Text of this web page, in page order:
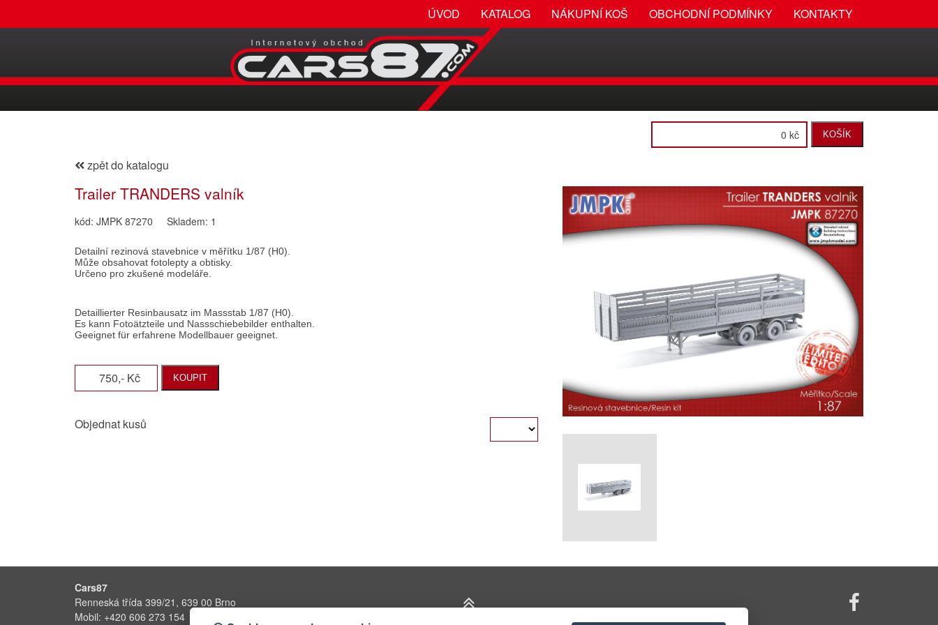
ÚVOD KATALOG NÁKUPNÍ KOŠ OBCHODNÍ PODMÍNKY KONTAKTY
0 kč KOŠÍK
zpět do katalogu
Trailer TRANDERS valník
kód: JMPK 87270 Skladem: 1
750,- Kč KOUPIT
Objednat kusů
Cars87
Renneská třída 399/21, 639 00 Brno
Mobil: +420 606 273 154